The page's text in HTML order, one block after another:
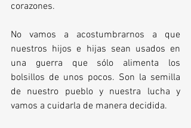
corazones.
No vamos a acostumbrarnos a que
nuestros hijos e hijas sean usados en
una guerra que sólo alimenta los
bolsillos de unos pocos. Son la semilla
de nuestro pueblo y nuestra lucha y
vamos a cuidarla de manera decidida.